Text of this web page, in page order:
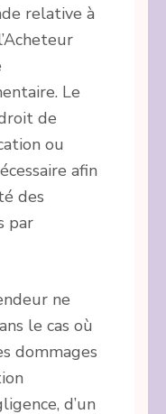
relative à
Le
de
ou
afin
des
par
ne
le cas où
dommages
d’un